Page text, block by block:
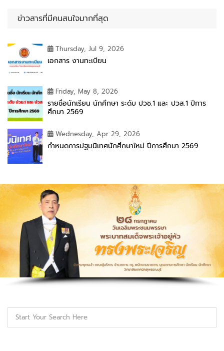
ข่าวสารที่มีคนสนใจมากที่สุด
Thursday, Jul 9, 2026
เอกสาร งานทะเบียน
Friday, May 8, 2026
รายชื่อนักเรียน นักศึกษา ระดับ ปวช.1 และ ปวส.1 ปีการ
ศึกษา 2569
Wednesday, Apr 29, 2026
กำหนดการปฐมนิเทศนักศึกษาใหม่ ปีการศึกษา 2569